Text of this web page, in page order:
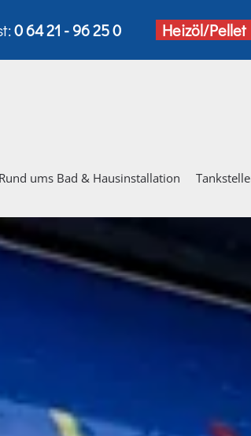
0 64 21 - 96 25 0 Heizöl/
Rund ums Bad & Hausinstallation